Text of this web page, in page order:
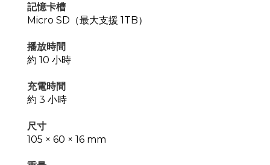
記憶卡槽
Micro SD（最大支援 1TB）
播放時間
約 10 小時
充電時間
約 3 小時
尺寸
105 × 60 × 16 mm